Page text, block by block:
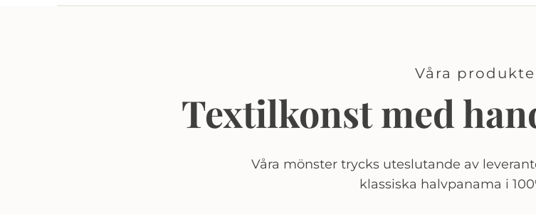
Våra
Textilkonst med
Våra mönster trycks uteslutande av
klassiska halvpanama i